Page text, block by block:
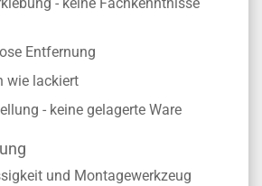
Entfernung
wie lackiert
- keine gelagerte Ware
und Montagewerkzeug